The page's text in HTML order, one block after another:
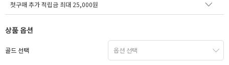
첫구매 추가 적립금 최대 25,000원
상품 옵션
골드 선택